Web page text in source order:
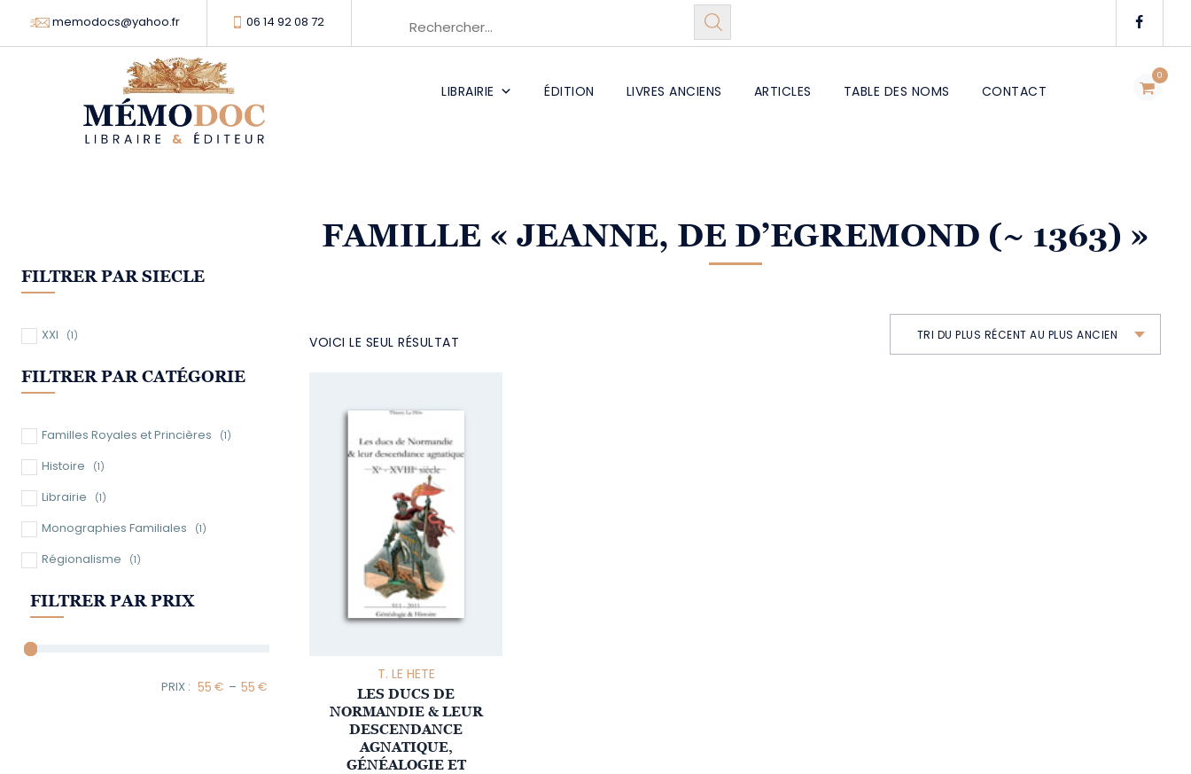
memodocs@yahoo.fr 06 14 92 08 72
0
LIBRAIRIE ÉDITION LIVRES ANCIENS ARTICLES TABLE DES NOMS CONTACT
FAMILLE « JEANNE, DE D’EGREMOND (~ 1363) »
VOICI LE SEUL RÉSULTAT TRI DU PLUS RÉCENT AU PLUS ANCIEN
T. LE HETE
LES DUCS DE
NORMANDIE & LEUR
DESCENDANCE
AGNATIQUE,
GÉNÉALOGIE ET
FILTRER PAR SIECLE
XXI (1)
FILTRER PAR CATÉGORIE
Familles Royales et Princières (1)
Histoire (1)
Librairie (1)
Monographies Familiales (1)
Régionalisme (1)
FILTRER PAR PRIX
Minimum Price
–
Maximum Price